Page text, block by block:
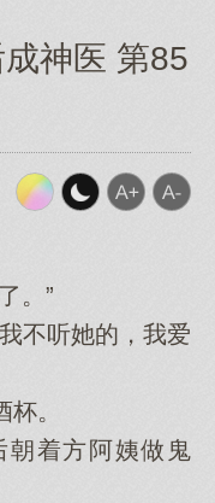
神医 第85
。”
不听她的，我爱
。
着方阿姨做鬼